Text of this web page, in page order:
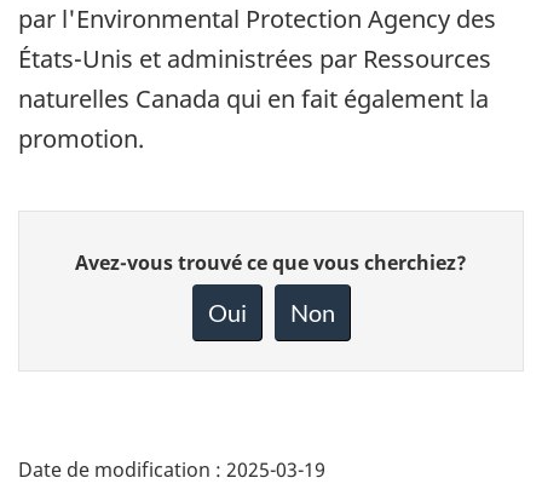
par l'Environmental Protection Agency des
États-Unis et administrées par Ressources
naturelles Canada qui en fait également la
promotion.
Donnez
votre
page
Avez-vous trouvé ce que vous cherchiez?
Oui Non
Date de modification : 2025-03-19